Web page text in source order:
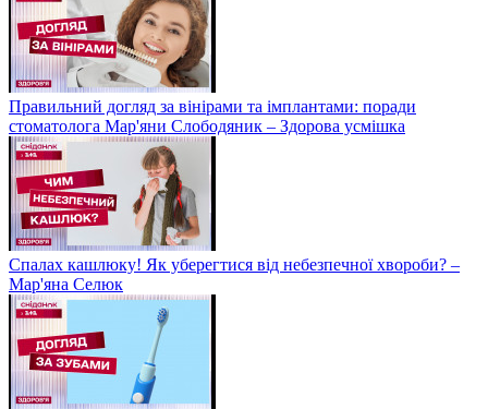
Правильний догляд за вінірами та імплантами: поради
стоматолога Мар'яни Слободяник – Здорова усмішка
Спалах кашлюку! Як уберегтися від небезпечної хвороби? –
Мар'яна Селюк